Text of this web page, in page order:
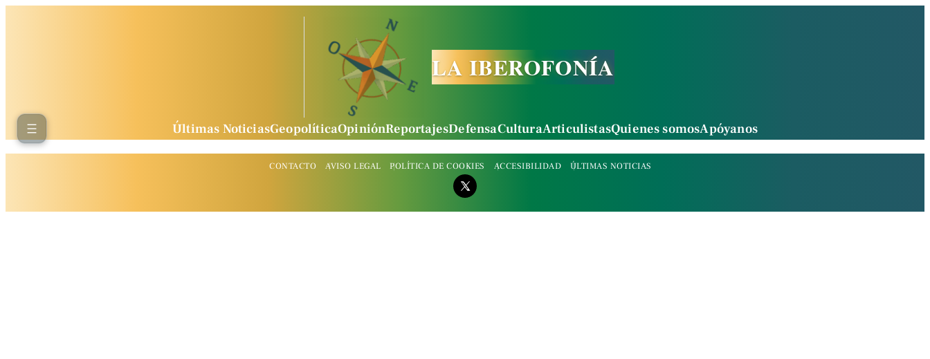
LA IBEROFONÍA
Últimas NoticiasGeopolíticaOpiniónReportajesDefensaCulturaArticulistasQuienes somosApóyanos
CONTACTO AVISO LEGAL POLÍTICA DE COOKIES ACCESIBILIDAD ÚLTIMAS NOTICIAS